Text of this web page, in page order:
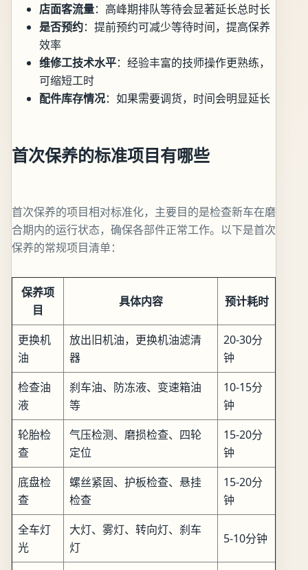
店面客流量：高峰期排队等待会显著延长总时长
是否预约：提前预约可减少等待时间，提高保养
效率
维修工技术水平：经验丰富的技师操作更熟练，
可缩短工时
配件库存情况：如果需要调货，时间会明显延长
首次保养的标准项目有哪些
首次保养的项目相对标准化，主要目的是检查新车在磨
合期内的运行状态，确保各部件正常工作。以下是首次
保养的常规项目清单：
保养项
目
具体内容 预计耗时
更换机
油
放出旧机油，更换机油滤清
器
20-30分
钟
检查油
液
刹车油、防冻液、变速箱油
等
10-15分
钟
轮胎检
查
气压检测、磨损检查、四轮
定位
15-20分
钟
底盘检
查
螺丝紧固、护板检查、悬挂
检查
15-20分
钟
全车灯
光
大灯、雾灯、转向灯、刹车
灯
5-10分钟